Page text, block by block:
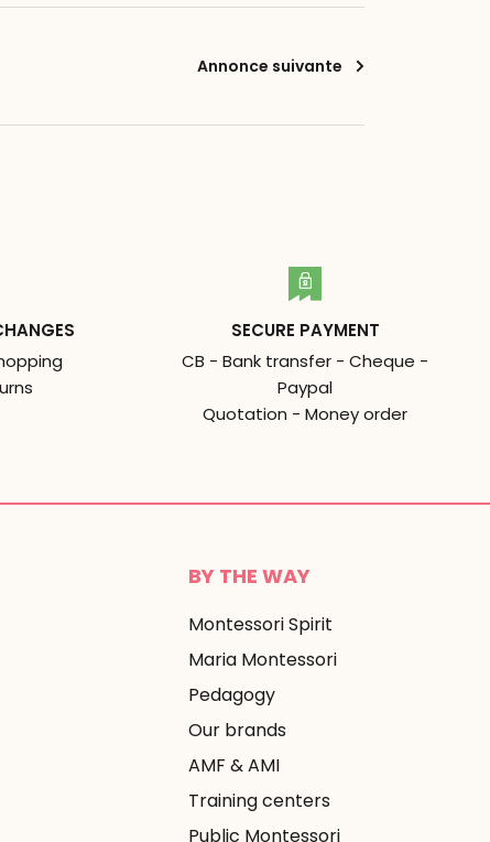
Annonce suivante
SECURE PAYMENT
CB - Bank transfer - Cheque -
Paypal
Quotation - Money order
BY THE WAY
Montessori Spirit
Maria Montessori
Pedagogy
Our brands
AMF & AMI
Training centers
Public Montessori